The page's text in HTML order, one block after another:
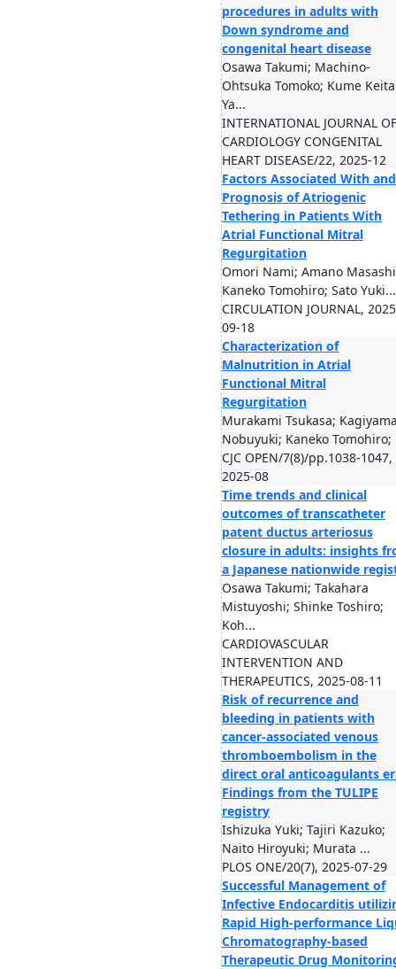
procedures in adults with
Down syndrome and
congenital heart disease
Osawa Takumi; Machino-
Ohtsuka Tomoko; Kume
Ya...
INTERNATIONAL JOURNAL OF
CARDIOLOGY CONGENITAL
HEART DISEASE/22, 2025-12
Factors Associated With and
Prognosis of Atriogenic
Tethering in Patients With
Atrial Functional Mitral
Regurgitation
Omori Nami; Amano
Kaneko Tomohiro; Sato Yuki...
CIRCULATION JOURNAL,
09-18
Characterization of
Malnutrition in Atrial
Functional Mitral
Regurgitation
Murakami Tsukasa;
Nobuyuki; Kaneko Tomohiro;
CJC OPEN/7(8)/pp.1038-1047,
2025-08
Time trends and clinical
outcomes of transcatheter
patent ductus arteriosus
closure in adults: insights
a Japanese nationwide
Osawa Takumi; Takahara
Mistuyoshi; Shinke Toshiro;
Koh...
CARDIOVASCULAR
INTERVENTION AND
THERAPEUTICS, 2025-08-11
Risk of recurrence and
bleeding in patients with
cancer-associated venous
thromboembolism in the
direct oral anticoagulants
Findings from the TULIPE
registry
Ishizuka Yuki; Tajiri Kazuko;
Naito Hiroyuki; Murata ...
PLOS ONE/20(7), 2025-07-29
Successful Management of
Infective Endocarditis
Rapid High-performance
Chromatography-based
Therapeutic Drug